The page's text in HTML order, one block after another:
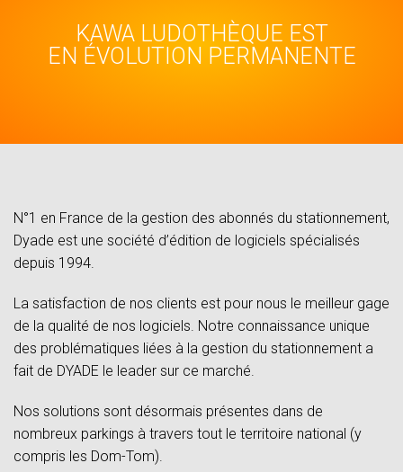
KAWA LUDOTHÈQUE EST
EN ÉVOLUTION PERMANENTE
N°1 en France de la gestion des abonnés du stationnement,
Dyade est une société d’édition de logiciels spécialisés
depuis 1994.
La satisfaction de nos clients est pour nous le meilleur gage
de la qualité de nos logiciels. Notre connaissance unique
des problématiques liées à la gestion du stationnement a
fait de DYADE le leader sur ce marché.
Nos solutions sont désormais présentes dans de
nombreux parkings à travers tout le territoire national (y
compris les Dom-Tom).